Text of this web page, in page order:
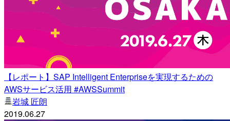
【レポート】SAP Intelligent Enterpriseを実現するための
AWSサービス活用 #AWSSummit
岩城 匠朗
2019.06.27